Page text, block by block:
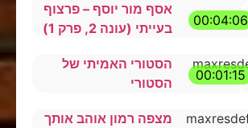
00:04:06
אסף מור יוסף – פרצוף
בעייתי (עונה 2, פרק 1)
00:01:15
הסטורי האמיתי של
הסטורי
מצפה רמון אוהב אותך